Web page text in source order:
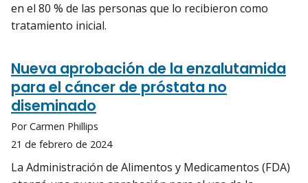
en el 80 % de las personas que lo recibieron como
tratamiento inicial.
Nueva aprobación de la enzalutamida
para el cáncer de próstata no
diseminado
Por Carmen Phillips
21 de febrero de 2024
La Administración de Alimentos y Medicamentos (FDA)